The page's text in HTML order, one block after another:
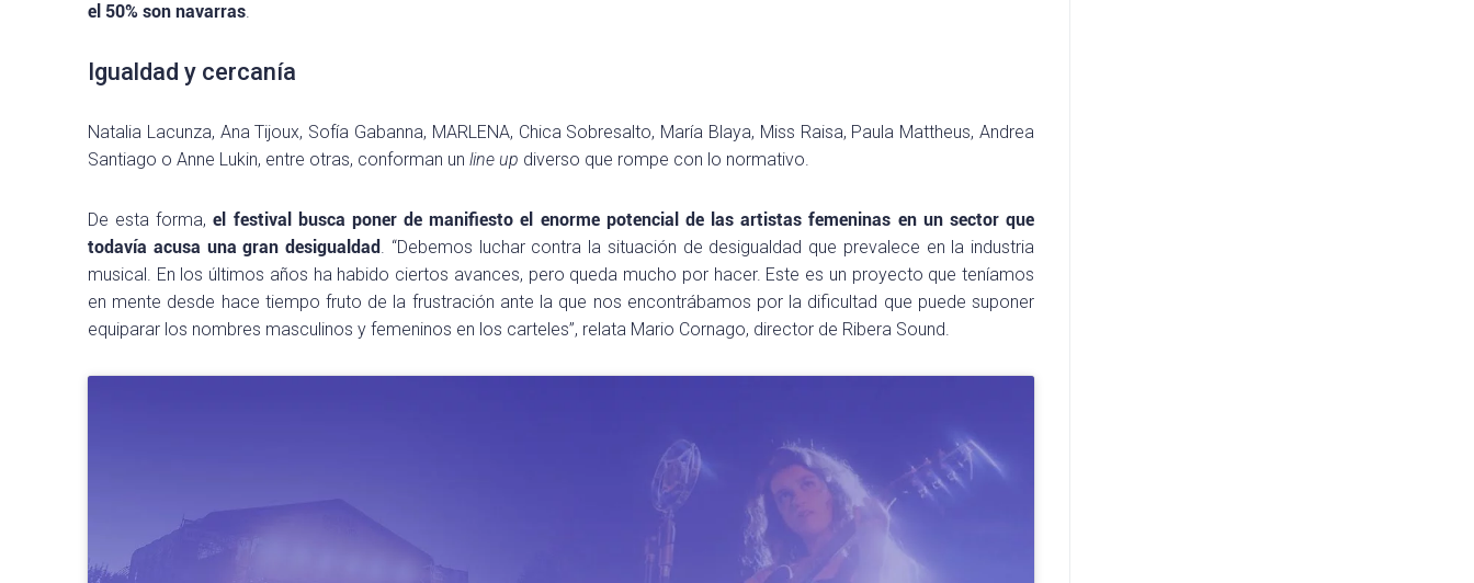
el 50% son navarras.
Igualdad y cercanía
Natalia Lacunza, Ana Tijoux, Sofía Gabanna, MARLENA, Chica Sobresalto, María Blaya, Miss Raisa, Paula Mattheus, Andrea
Santiago o Anne Lukin, entre otras, conforman un line up diverso que rompe con lo normativo.
De esta forma,el festival busca poner de manifiesto el enorme potencial de las artistas femeninas en un sector que
todavía acusa una gran desigualdad. “Debemos luchar contra la situación de desigualdad que prevalece en la industria
musical. En los últimos años ha habido ciertos avances, pero queda mucho por hacer. Este es un proyecto que teníamos
en mente desde hace tiempo fruto de la frustración ante la que nos encontrábamos por la dificultad que puede suponer
equiparar los nombres masculinos y femeninos en los carteles”, relata Mario Cornago, director de Ribera Sound.